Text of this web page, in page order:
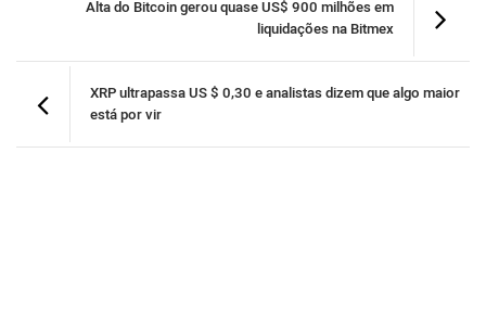
Alta do Bitcoin gerou quase US$ 900 milhões em
liquidações na Bitmex
XRP ultrapassa US $ 0,30 e analistas dizem que algo maior
está por vir